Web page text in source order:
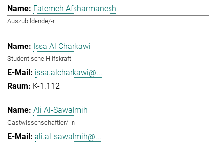
Fatemeh Afsharmanesh
Auszubildende/-r
Issa Al Charkawi
Studentische Hilfskraft
issa.alcharkawi@...
K-1.112
Ali Al-Sawalmih
Gastwissenschaftler/-in
ali.al-sawalmih@...